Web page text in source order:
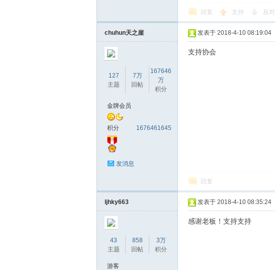
回复 支持 反对
chuhun天之崖
127
主题
7万
回帖
167646
万
积分
金牌会员
积分 1676461645
发消息
发表于 2018-4-10 08:19:04
支持协会
回复
ljhky663
43
主题
858
回帖
3万
积分
游客
发表于 2018-4-10 08:35:24
感谢老板！支持支持